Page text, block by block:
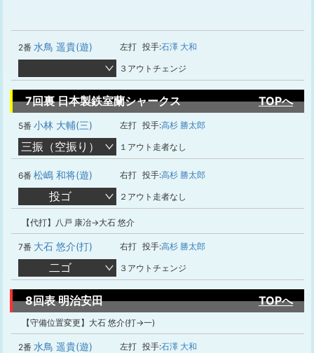
2番 水鳥 遥貴(遊) 左打 投手:石澤 大和
３アウトチェンジ
7回裏 日本製鉄室蘭シャークス TOPへ
5番 小林 大輔(三) 左打 投手:高杉 勝太郎
三振（空振り） １アウト走者なし
6番 松嶋 和将(遊) 右打 投手:高杉 勝太郎
投ゴ ２アウト走者なし
【代打】八戸 康冶→大石 悠介
7番 大石 悠介(打) 右打 投手:高杉 勝太郎
二ゴ ３アウトチェンジ
8回表 明治安田 TOPへ
【守備位置変更】大石 悠介(打→一)
2番 水鳥 遥貴(遊) 左打 投手:石澤 大和